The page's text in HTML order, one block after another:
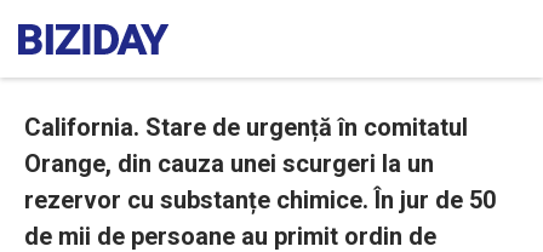
California. Stare de urgență în comitatul
Orange, din cauza unei scurgeri la un
rezervor cu substanțe chimice. În jur de 50
de mii de persoane au primit ordin de